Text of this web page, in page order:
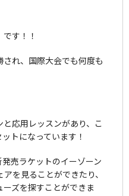
す！！
れ、国際大会でも何度も
応用レッスンがあり、こ
トになっています！
売ラケットのイーゾーン
を見ることができたり、
ズを探すことができま